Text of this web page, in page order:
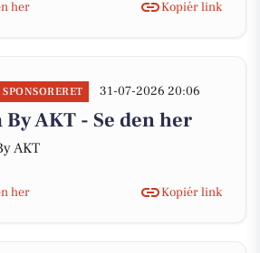
her Kopiér link
SPONSORERET 31-07-2026 20:06
AKT - Se den her
AKT
her Kopiér link